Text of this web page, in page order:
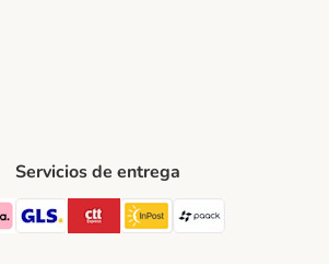
Method
Method
Payment Method
Servicios de entrega
GLS Shipping Method
CTTExpress Shipping Method
InPost Shipping Method